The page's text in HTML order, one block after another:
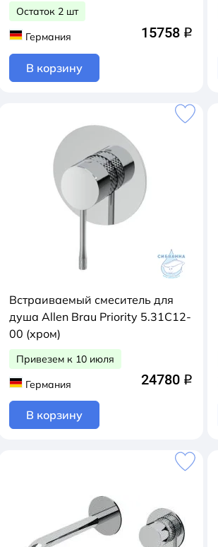
Остаток 2 шт
Германия
15758 q
В корзину
Встраиваемый смеситель для
душа Allen Brau Priority 5.31C12-
00 (хром)
Привезем к 10 июля
Германия
24780 q
В корзину